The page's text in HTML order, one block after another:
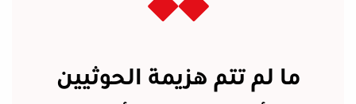
ما لم تتم هزيمة الحوثيين